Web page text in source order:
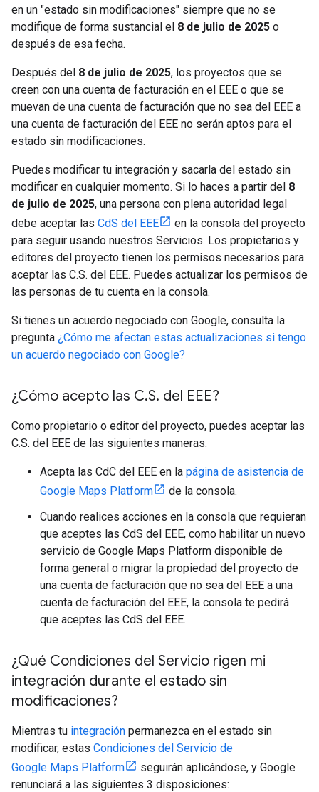
en un "estado sin modificaciones" siempre que no se
modifique de forma sustancial el 8 de julio de 2025 o
después de esa fecha.
Después del 8 de julio de 2025, los proyectos que se
creen con una cuenta de facturación en el EEE o que se
muevan de una cuenta de facturación que no sea del EEE a
una cuenta de facturación del EEE no serán aptos para el
estado sin modificaciones.
Puedes modificar tu integración y sacarla del estado sin
modificar en cualquier momento. Si lo haces a partir del 8
de julio de 2025, una persona con plena autoridad legal
debe aceptar las CdS del EEE
en la consola del proyecto
para seguir usando nuestros Servicios. Los propietarios y
editores del proyecto tienen los permisos necesarios para
aceptar las C.S. del EEE. Puedes actualizar los permisos de
las personas de tu cuenta en la consola.
Si tienes un acuerdo negociado con Google, consulta la
pregunta ¿Cómo me afectan estas actualizaciones si tengo
un acuerdo negociado con Google?
¿Cómo acepto las C.S. del EEE?
Como propietario o editor del proyecto, puedes aceptar las
C.S. del EEE de las siguientes maneras:
Acepta las CdC del EEE en la página de asistencia de
Google Maps Platform
de la consola.
Cuando realices acciones en la consola que requieran
que aceptes las CdS del EEE, como habilitar un nuevo
servicio de Google Maps Platform disponible de
forma general o migrar la propiedad del proyecto de
una cuenta de facturación que no sea del EEE a una
cuenta de facturación del EEE, la consola te pedirá
que aceptes las CdS del EEE.
¿Qué Condiciones del Servicio rigen mi
integración durante el estado sin
modificaciones?
Mientras tu integración permanezca en el estado sin
modificar, estas Condiciones del Servicio de
Google Maps Platform
seguirán aplicándose, y Google
renunciará a las siguientes 3 disposiciones: